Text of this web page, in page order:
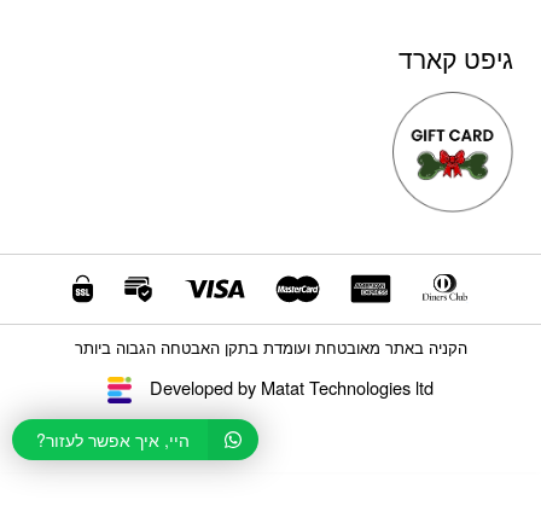
גיפט קארד
Developed by Matat Technologies ltd
הקניה באתר מאובטחת ועומדת בתקן האבטחה הגבוה ביותר
היי, איך אפשר לעזור?